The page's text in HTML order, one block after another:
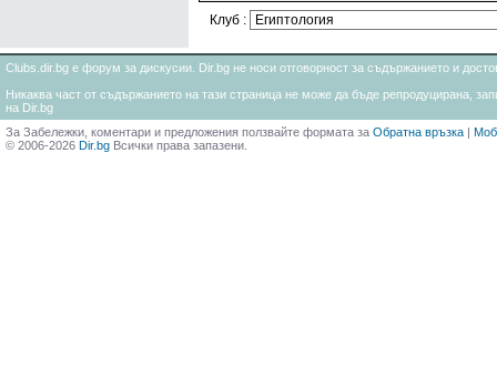
Клуб :
Clubs.dir.bg е форум за дискусии. Dir.bg не носи отговорност за съдържанието и
Никаква част от съдържанието на тази страница не може да бъде репродуцирана,
на Dir.bg
За Забележки, коментари и предложения ползвайте формата за Обратна връзка |
© 2006-2026 Dir.bg Всички права запазени.